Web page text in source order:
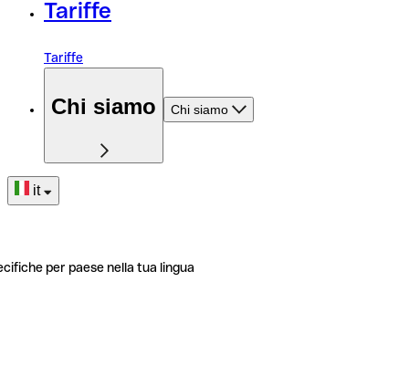
Tariffe
Tariffe
Chi siamo Chi siamo
it
per paese nella tua lingua